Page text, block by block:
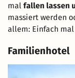
mal fallen lassen
massiert werden
allem: Einfach
Familienhotel